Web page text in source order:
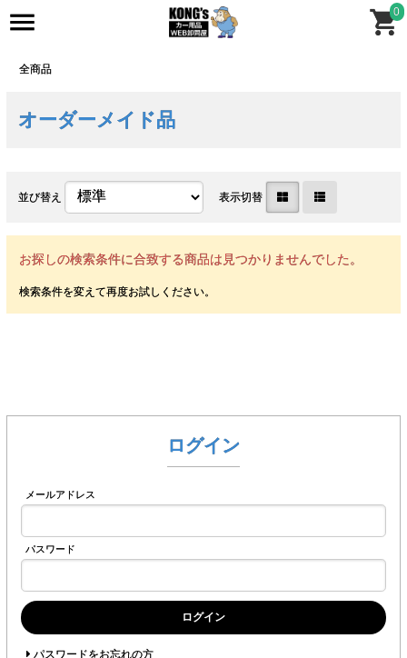
0
全商品
オーダーメイド品
並び替え 表示切替
お探しの検索条件に合致する商品は見つかりませんでした。
ログイン
メールアドレス
パスワード
ログイン
パスワードをお忘れの方